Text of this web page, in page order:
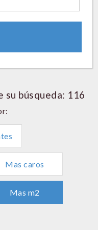
su búsqueda: 116
Mas caros
Mas m2